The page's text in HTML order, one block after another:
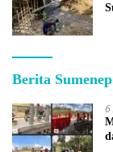
Berita Sumenep